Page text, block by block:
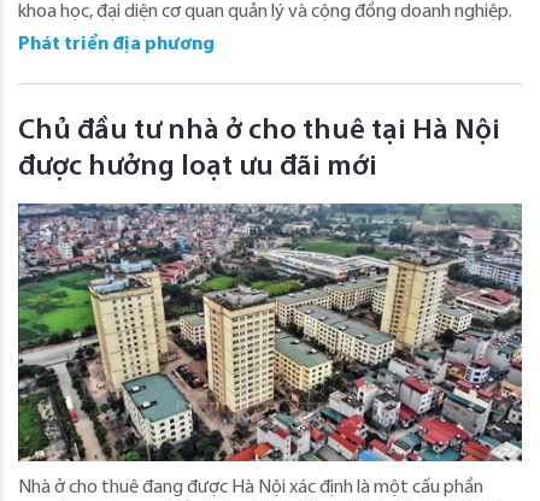
khoa học, đại diện cơ quan quản lý và cộng đồng doanh nghiệp.
Phát triển địa phương
Chủ đầu tư nhà ở cho thuê tại Hà Nội
được hưởng loạt ưu đãi mới
Nhà ở cho thuê đang được Hà Nội xác định là một cấu phần